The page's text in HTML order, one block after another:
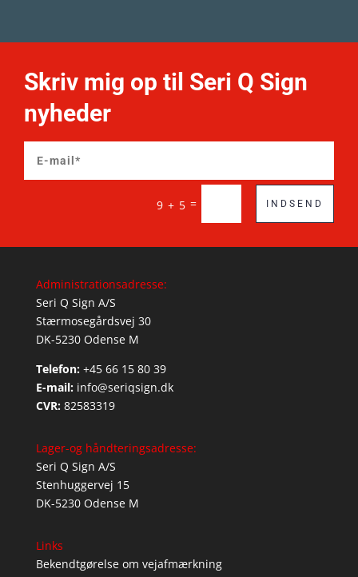
Skriv mig op til Seri Q Sign
nyheder
9 + 5 = INDSEND
Administrationsadresse:
Seri Q Sign A/S
Stærmosegårdsvej 30
DK-5230 Odense M
Telefon: +45 66 15 80 39
E-mail: info@seriqsign.dk
CVR: 82583319
Lager-og håndteringsadresse:
Seri Q Sign A/S
Stenhuggervej 15
DK-5230 Odense M
Links
Bekendtgørelse om vejafmærkning